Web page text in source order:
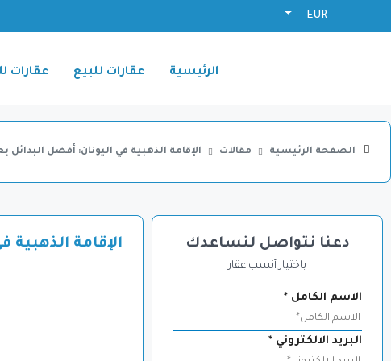
EUR
الرئيسية عقارات للبيع عقارات
الصفحة الرئيسية مقالات الإقامة الذهبية في اليونان: أفضل البدائل
دعنا نتواصل لنساعدك
باختيار أنسب عقار
الاسم الكامل *
البريد الالكتروني *
الإقامة الذهبية